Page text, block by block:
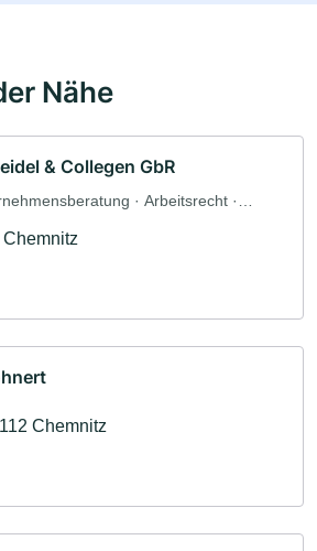
Nähe
& Collegen GbR
· Arbeitsrecht ·
Chemnitz
Chemnitz